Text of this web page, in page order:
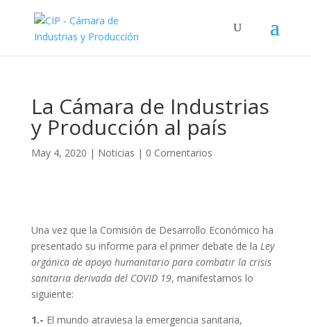
La Cámara de Industrias
y Producción al país
May 4, 2020 | Noticias | 0 Comentarios
Una vez que la Comisión de Desarrollo Económico ha
presentado su informe para el primer debate de la Ley
orgánica de apoyo humanitario para combatir la crisis
sanitaria derivada del COVID 19, manifestamos lo
siguiente:
1.- El mundo atraviesa la emergencia sanitaria,